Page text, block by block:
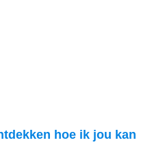
hoe ik jou kan